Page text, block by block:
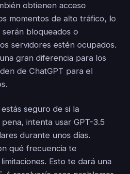
obtienen acceso
momentos de alto tráfico, lo
bloqueados o
servidores estén ocupados.
gran diferencia para los
de ChatGPT para el
estás seguro de si la
intenta usar GPT-3.5
durante unos días.
qué frecuencia te
Esto te dará una